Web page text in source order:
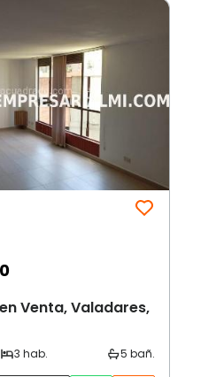
Venta, Valadares,